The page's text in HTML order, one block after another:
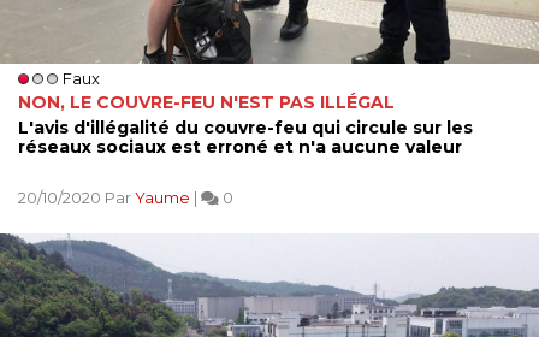
Faux
NON, LE COUVRE-FEU N'EST PAS ILLÉGAL
L'avis d'illégalité du couvre-feu qui circule sur les
réseaux sociaux est erroné et n'a aucune valeur
20/10/2020 ParYaume | 0